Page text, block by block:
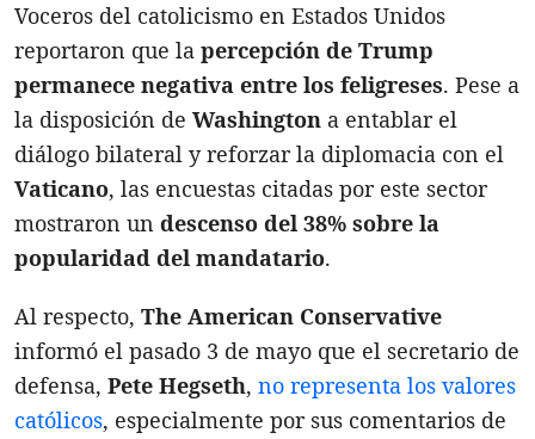
Voceros del catolicismo en Estados Unidos
reportaron que la percepción de Trump
permanece negativa entre los feligreses. Pese a
la disposición de Washington a entablar el
diálogo bilateral y reforzar la diplomacia con el
Vaticano, las encuestas citadas por este sector
mostraron un descenso del 38% sobre la
popularidad del mandatario.
Al respecto, The American Conservative
informó el pasado 3 de mayo que el secretario de
defensa, Pete Hegseth, no representa los valores
católicos, especialmente por sus comentarios de